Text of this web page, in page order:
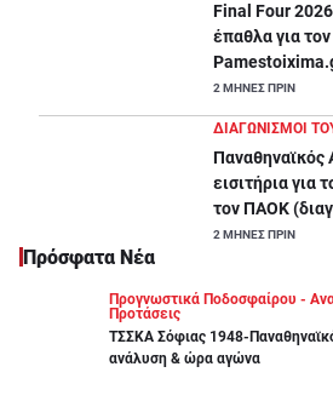
Final Four
έπαθλα για
2 ΜΗΝΕΣ ΠΡΙΝ
ΔΙΑΓΩΝΙΣΜΟΙ
Παναθηναϊκός
εισιτήρια για
τον ΠΑΟΚ
2 ΜΗΝΕΣ ΠΡΙΝ
Πρόσφατα Νέα
Προγνωστικά Ποδοσφαίρου -
Προτάσεις
ΤΣΣΚΑ Σόφιας 1948-
ανάλυση & ώρα αγώνα